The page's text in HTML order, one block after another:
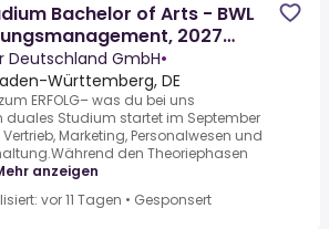
Bachelor of Arts - BWL
2027
Deutschland GmbH•
Württemberg, DE
ERFOLG– was du bei uns
duales Studium startet im September
Vertrieb, Marketing, Personalwesen und
den Theoriephasen
anzeigen
vor 11 Tagen • Gesponsert